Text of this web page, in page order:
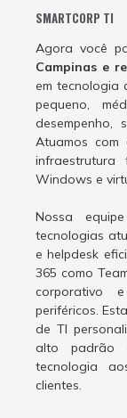
SMARTCORP TI
Agora você
Campinas e
em tecnologia
pequeno,
desempenho,
Atuamos
infraestrutura
Windows e
Nossa
tecnologias
e helpdesk
365 como
corporativo
periféricos.
de TI
alto padrão
tecnologia
clientes.